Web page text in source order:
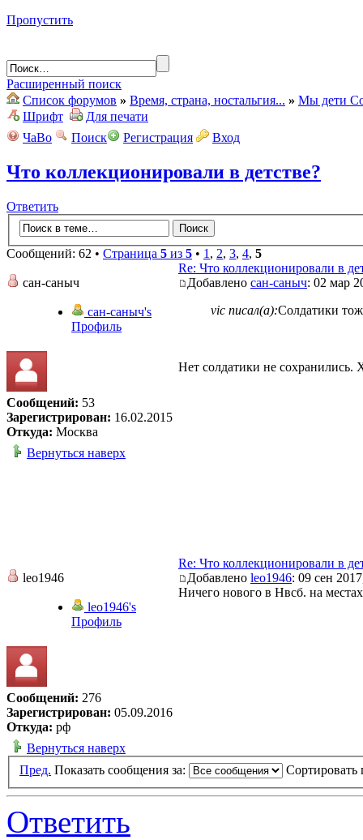
Пропустить
Расширенный поиск
Список форумов » Время, страна, ностальгия... » Мы дети
Шрифт
Для печати
ЧаВо
Поиск Регистрация Вход
Что коллекционировали в детстве?
Ответить
Сообщений: 62 • Страница 5 из 5 • 1, 2, 3, 4, 5
сан-саныч
сан-саныч's
Профиль
Сообщений: 53
Зарегистрирован: 16.02.2015
Откуда: Москва
Re: Что коллекционировали в
Добавлено сан-саныч: 02 мар
vic писал(а):Солдатики
Нет солдатики не сохранились.
Вернуться наверх
leo1946
leo1946's
Профиль
Сообщений: 276
Зарегистрирован: 05.09.2016
Откуда: рф
Re: Что коллекционировали в
Добавлено leo1946: 09 сен
Ничего нового в Нвсб. на
Вернуться наверх
Пред. Показать сообщения за: Сортировать
Ответить